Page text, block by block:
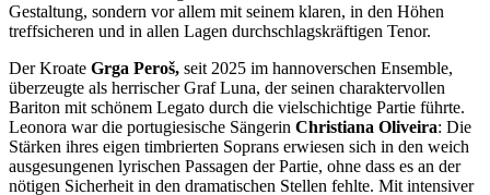
Gestaltung, sondern vor allem mit seinem klaren, in den Höhen
treffsicheren und in allen Lagen durchschlagskräftigen Tenor.
Der Kroate Grga Peroš, seit 2025 im hannoverschen Ensemble,
überzeugte als herrischer Graf Luna, der seinen charaktervollen
Bariton mit schönem Legato durch die vielschichtige Partie führte.
Leonora war die portugiesische Sängerin Christiana Oliveira: Die
Stärken ihres eigen timbrierten Soprans erwiesen sich in den weich
ausgesungenen lyrischen Passagen der Partie, ohne dass es an der
nötigen Sicherheit in den dramatischen Stellen fehlte. Mit intensiver